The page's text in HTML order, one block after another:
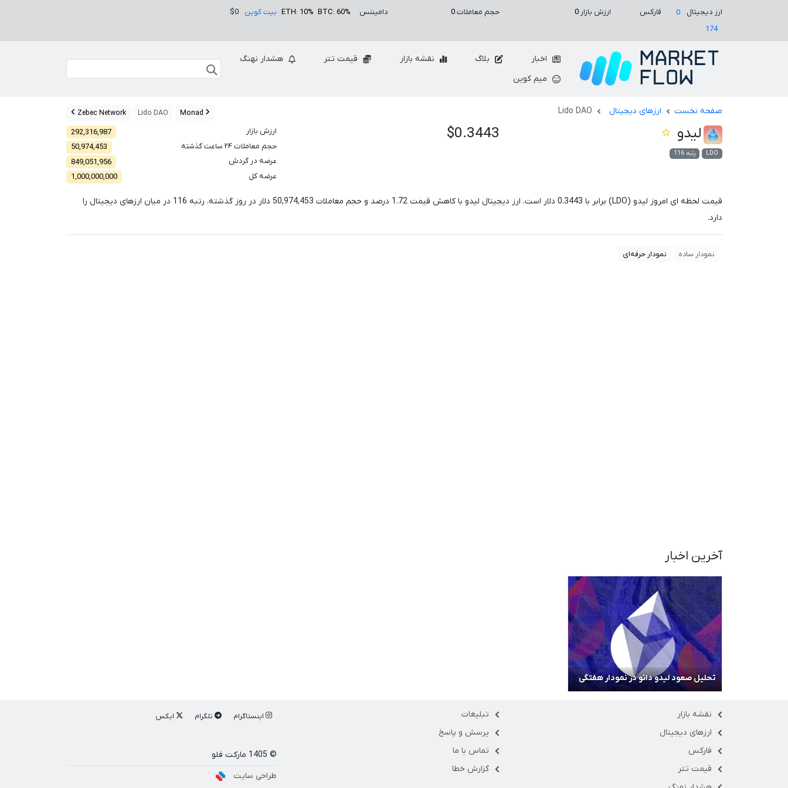
ارز دیجیتال 0
فارکس
174
ارزش بازار0 حجم معاملات0 دامیننس BTC: 60%
ETH: 10% بیت کوین $0
اخبار بلاگ نقشه بازار قیمت تتر
هشدار نهنگ
میم کوین
صفحه نخست ارزهای دیجیتال Lido DAO
Lido DAO
Zebec Network
لیدو
LDO رتبه 116
$0.3443 ارزش بازار
292,316,987
حجم معاملات ۲۴ ساعت گذشته
50,974,453
عرضه در گردش
849,051,956
عرضه کل
1,000,000,000
قیمت لحظه ای امروز لیدو (LDO) برابر با 0.3443 دلار است. ارز دیجیتال لیدو با کاهش قیمت1.72 درصد و حجم معاملات 50,974,453 دلار در روز گذشته، رتبه 116 در میان ارزهای دیجیتال را
دارد.
نمودار ساده نمودار حرفه‌ای
آخرین اخبار
تحلیل صعود لیدو دائو در نمودار هفتگی
نقشه بازار
ارزهای دیجیتال
فارکس
قیمت تتر
تبلیغات
پرسش و پاسخ
تماس با ما
گزارش خطا
اینستاگرام تلگرام ایکس
© 1405 مارکت فلو
طراحی سایت